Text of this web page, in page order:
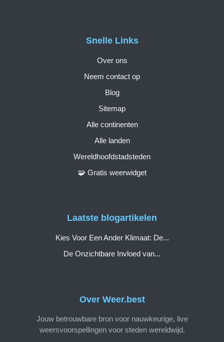
Over Weer.best
Jouw betrouwbare bron voor nauwkeurige, live
weersvoorspellingen voor steden wereldwijd.
Snelle Links
Over ons
Neem contact op
Blog
Sitemap
Alle continenten
Alle landen
Wereldhoofdstadsteden
🧩 Gratis weerwidget
Laatste blogartikelen
Kies Voor Een Ander Klimaat: De...
De Onzichtbare Invloed van...